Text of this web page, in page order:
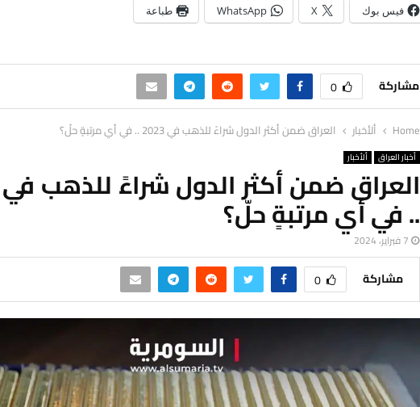
فيس بوك X
WhatsApp طباعة
مشاركة 0
Home ألأخبار العراق ضمن أكثر الدول شراءً للذهب في 2023 .. في أي مرتبةٍ حلّ؟
أخبار العراق ألأخبار
.. في أي مرتبةٍ حلّ؟
7 فبراير، 2024
مشاركة 0